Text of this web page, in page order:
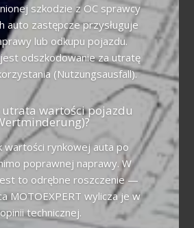
szkodzie z OC sprawcy
auto zastępcze przysługuje
lub odkupu pojazdu.
odszkodowanie za utratę
(Nutzungsausfall).
utrata wartości pojazdu
wartości rynkowej auta po
poprawnej naprawy. W
to odrębne roszczenie —
MOTOEXPERT wylicza je w
opinii technicznej.